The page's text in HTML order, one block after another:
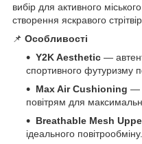
вибір для активного
створення яскравого
📌 Особливості
Y2K Aesthetic —
спортивного футуризму
Max Air Cushioning —
повітрям для
Breathable Mesh
ідеального повітрообміну.